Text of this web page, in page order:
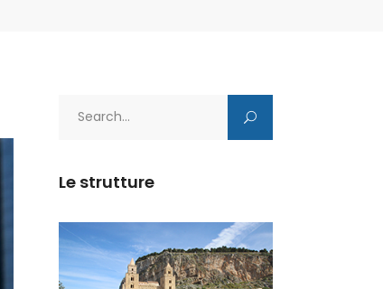
Le strutture